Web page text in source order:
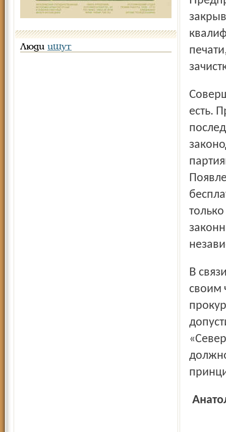
Люди ищут
Совершенно очевидно, что цензура в областных СМИ
есть.
В связи с обращением журналистов закрываемых газет к
своим
Анатолий ГРЕШНЕВИКОВ, депутат Государственной Думы